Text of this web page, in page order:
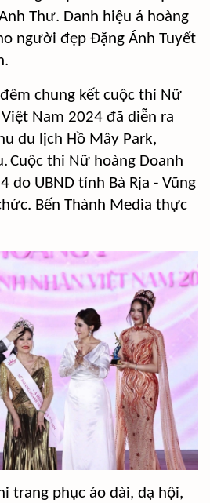
Thư. Danh hiệu á hoàng
người đẹp Đặng Ánh Tuyết
chung kết cuộc thi Nữ
Nam 2024 đã diễn ra
du lịch Hồ Mây Park,
Cuộc thi Nữ hoàng Doanh
do UBND tỉnh Bà Rịa - Vũng
Bến Thành Media thực
trang phục áo dài, dạ hội,